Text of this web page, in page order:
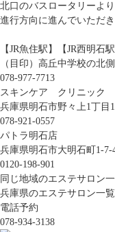
北口のバスロータリーよ
進行方向に進んでいただ
【JR魚住駅】【JR西明石
（目印）高丘中学校の北
078-977-7713
スキンケア クリニック
兵庫県明石市野々上1丁
078-921-0557
パトラ明石店
兵庫県明石市大明石町1-7-
0120-198-901
同じ地域のエステサロン
兵庫県のエステサロン一覧
電話予約
078-934-3138